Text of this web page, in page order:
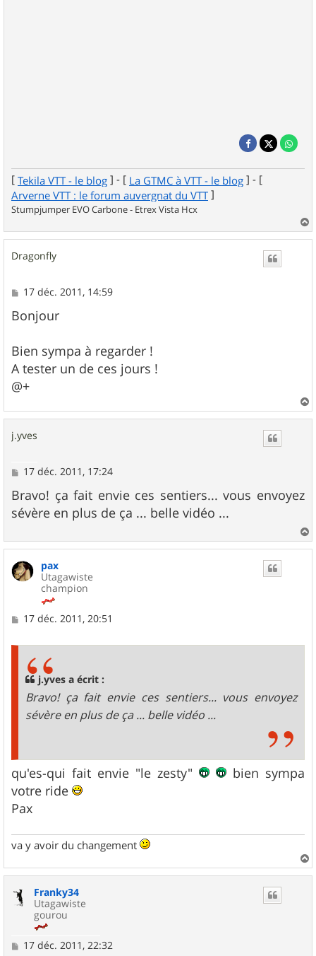
[ Tekila VTT - le blog ] - [ La GTMC à VTT - le blog ] - [
Arverne VTT : le forum auvergnat du VTT ]
Stumpjumper EVO Carbone - Etrex Vista Hcx
a
u
Dragonfly
M
s
s
g
e
17 déc. 2011, 14:59
Bonjour
Bien sympa à regarder !
A tester un de ces jours !
@+
a
j.yves
M
s
s
a
e
17 déc. 2011, 17:24
Bravo! ça fait envie ces sentiers... vous envoyez
sévère en plus de ça ... belle vidéo ...
a
pax
Utagawiste
champion
M17 déc. 2011, 20:51
j.yves a écrit :
Bravo! ça fait envie ces sentiers... vous envoyez
sévère en plus de ça ... belle vidéo ...
qu'es-qui fait envie "le zesty"
bien sympa
votre ride
Pax
va y avoir du changement
a
Franky34
Utagawiste
gourou
M17 déc. 2011, 22:32